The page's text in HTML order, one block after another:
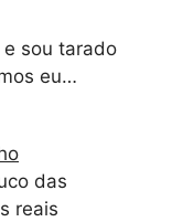
e sou tarado
eu…
das
reais